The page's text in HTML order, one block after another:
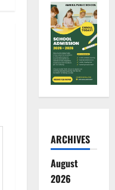
ARCHIVES
August
2026